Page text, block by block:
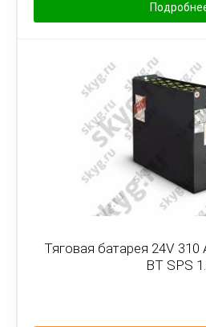
Тяговая батарея 24V
BT SPS